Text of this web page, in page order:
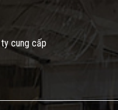
cung cấp